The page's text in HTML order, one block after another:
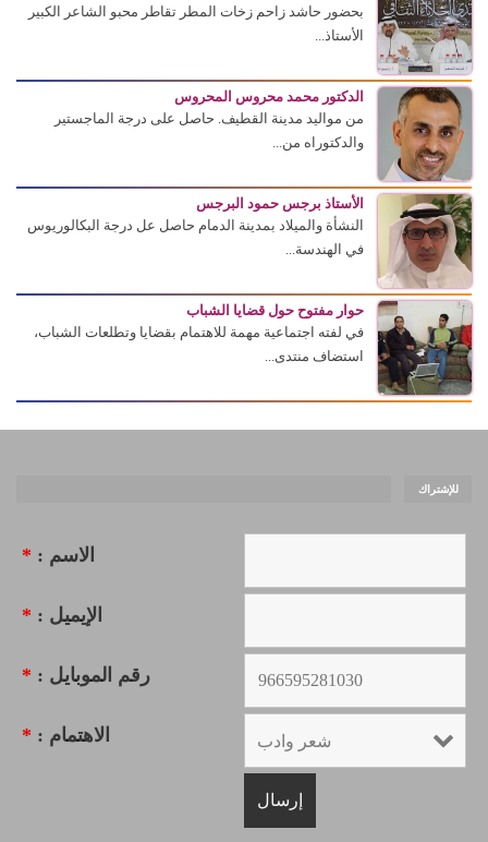
بحضور حاشد زاحم زخات المطر تقاطر محبو الشاعر الكبير
الأستاذ...
الدكتور محمد محروس المحروس
من مواليد مدينة القطيف. حاصل على درجة الماجستير
والدكتوراه من...
الأستاذ برجس حمود البرجس
النشأة والميلاد بمدينة الدمام حاصل عل درجة البكالوريوس
في الهندسة...
حوار مفتوح حول قضايا الشباب
في لفته اجتماعية مهمة للاهتمام بقضايا وتطلعات الشباب،
استضاف منتدى...
للإشتراك
الاسم : *
الإيميل : *
رقم الموبايل : *
الاهتمام : *